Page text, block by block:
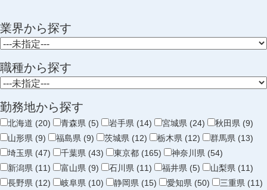
業界から探す
職種から探す
勤務地から探す
北海道 (20) 青森県 (5) 岩手県 (14) 宮城県 (24)
秋田県 (9)
山形県 (9)
福島県 (9) 茨城県 (12) 栃木県 (12)
群馬県 (13)
埼玉県 (47)
千葉県 (43) 東京都 (165)
神奈川県 (54)
新潟県 (11)
富山県 (9) 石川県 (11) 福井県 (5)
山梨県 (11)
長野県 (12)
岐阜県 (10) 静岡県 (15) 愛知県 (50)
三重県 (11)